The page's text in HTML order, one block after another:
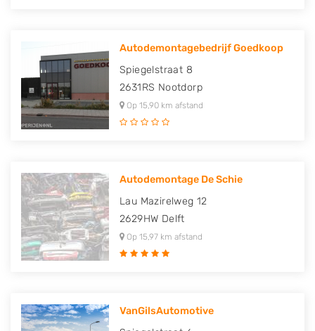
Autodemontagebedrijf Goedkoop
Spiegelstraat 8
2631RS Nootdorp
Op 15,90 km afstand
Autodemontage De Schie
Lau Mazirelweg 12
2629HW Delft
Op 15,97 km afstand
VanGilsAutomotive